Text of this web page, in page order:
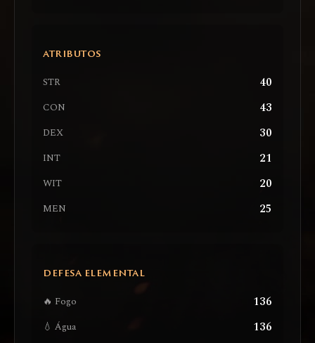
ATRIBUTOS
STR 40
CON 43
DEX 30
INT 21
WIT 20
MEN 25
DEFESA ELEMENTAL
🔥 Fogo 136
💧 Água 136